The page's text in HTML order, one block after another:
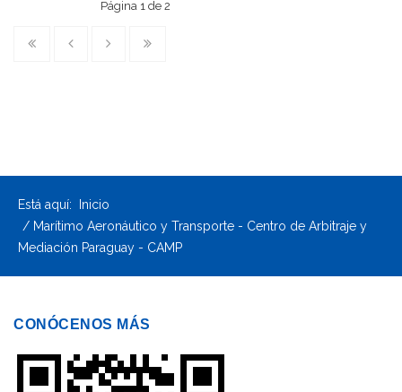
Página 1 de 2
Está aquí:
Inicio
Marítimo Aeronáutico y Transporte - Centro de Arbitraje y
Mediación Paraguay - CAMP
CONÓCENOS MÁS